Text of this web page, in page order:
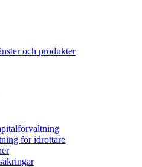
och produkter
för idrottare